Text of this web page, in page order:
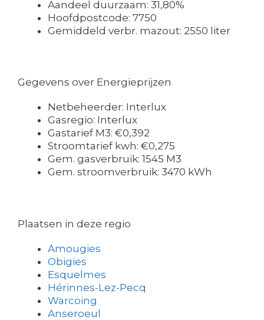
Aandeel duurzaam: 31,80%
Hoofdpostcode: 7750
Gemiddeld verbr. mazout: 2550 liter
Gegevens over Energieprijzen
Netbeheerder: Interlux
Gasregio: Interlux
Gastarief M3: €0,392
Stroomtarief kwh: €0,275
Gem. gasverbruik: 1545 M3
Gem. stroomverbruik: 3470 kWh
Plaatsen in deze regio
Amougies
Obigies
Esquelmes
Hérinnes-Lez-Pecq
Warcoing
Anseroeul